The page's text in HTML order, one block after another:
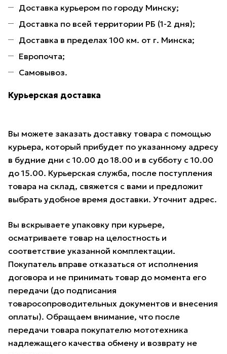
Доставка курьером по городу Минску;
Доставка по всей территории РБ (1-2 дня);
Доставка в пределах 100 км. от г. Минска;
Европочта;
Самовывоз.
Курьерская доставка
Вы можете заказать доставку товара с помощью
курьера, который прибудет по указанному адресу
в будние дни с 10.00 до 18.00 и в субботу с 10.00
до 15.00. Курьерская служба, после поступления
товара на склад, свяжется с вами и предложит
выбрать удобное время доставки. Уточнит адрес.
Вы вскрываете упаковку при курьере,
осматриваете товар на целостность и
соответствие указанной комплектации.
Покупатель вправе отказаться от исполнения
договора и не принимать товар до момента его
передачи (до подписания
товаросопроводительных документов и внесения
оплаты). Обращаем внимание, что после
передачи товара покупателю мототехника
надлежащего качества обмену и возврату не